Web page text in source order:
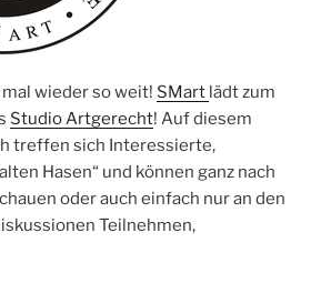
wieder so weit! SMart lädt zum
Studio Artgerecht! Auf diesem
treffen sich Interessierte,
Hasen“ und können ganz nach
oder auch einfach nur an den
Teilnehmen,